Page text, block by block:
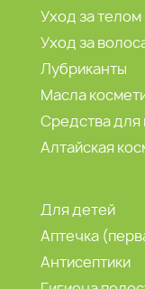
Уход за телом
Уход за
Лубриканты
Масла
Средства для
Алтайская
Для детей
Аптечка
Антисептики